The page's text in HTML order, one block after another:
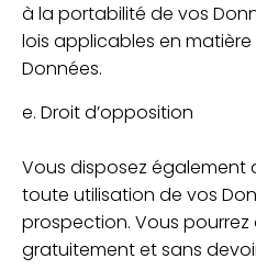
à la portabilité de vos
lois applicables en
Données.
e. Droit d’opposition
Vous disposez également
toute utilisation de vos
prospection. Vous
gratuitement et sans